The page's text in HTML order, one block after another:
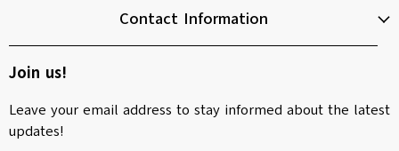
Contact Information
Join us!
Leave your email address to stay informed about the latest
updates!